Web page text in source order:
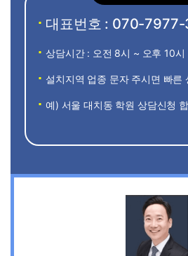
대표번호 : 070-
상담시간 : 오전 8시 ~ 오후 10시
설치지역 업종 문자 주시면 빠른
예) 서울 대치동 학원 상담신청